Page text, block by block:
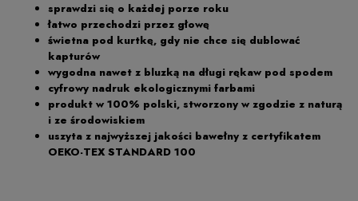
sprawdzi się o każdej porze roku
łatwo przechodzi przez głowę
świetna pod kurtkę, gdy nie chce się dublować
kapturów
wygodna nawet z bluzką na długi rękaw pod spodem
cyfrowy nadruk ekologicznymi farbami
produkt w 100% polski, stworzony w zgodzie z naturą
i ze środowiskiem
uszyta z najwyższej jakości bawełny z certyfikatem
OEKO-TEX STANDARD 100